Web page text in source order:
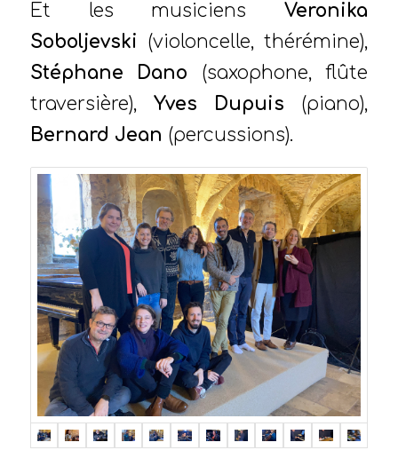
Et les musiciensVeronika
Soboljevski (violoncelle, thérémine),
Stéphane Dano (saxophone, flûte
traversière), Yves Dupuis (piano),
Bernard Jean (percussions).